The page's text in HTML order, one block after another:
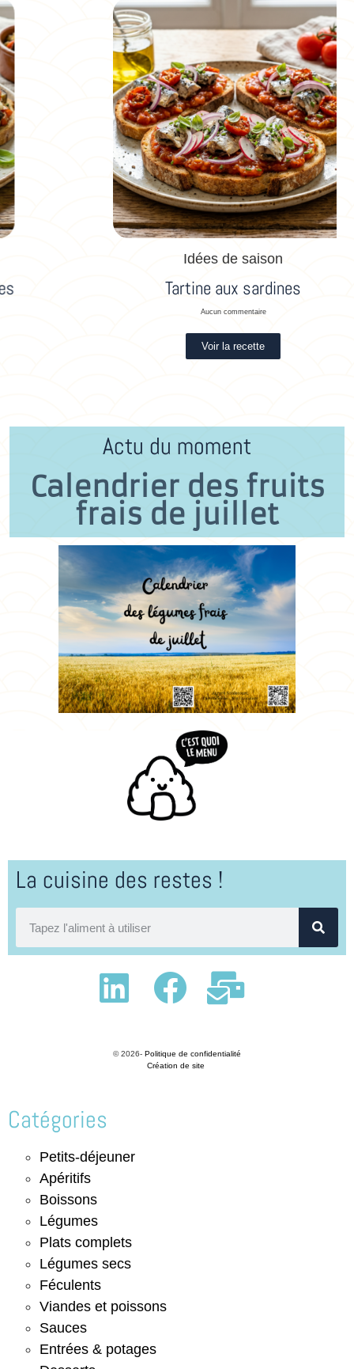
Idées de saison
Tartine aux sardines
Aucun commentaire
Voir la recette
Actu du moment
Calendrier des fruits
frais de juillet
Catégories
Petits-déjeuner
Apéritifs
Boissons
Légumes
Plats complets
Légumes secs
Féculents
Viandes et poissons
Sauces
Entrées & potages
La cuisine des restes !
© 2026- Politique de confidentialité
Création de site